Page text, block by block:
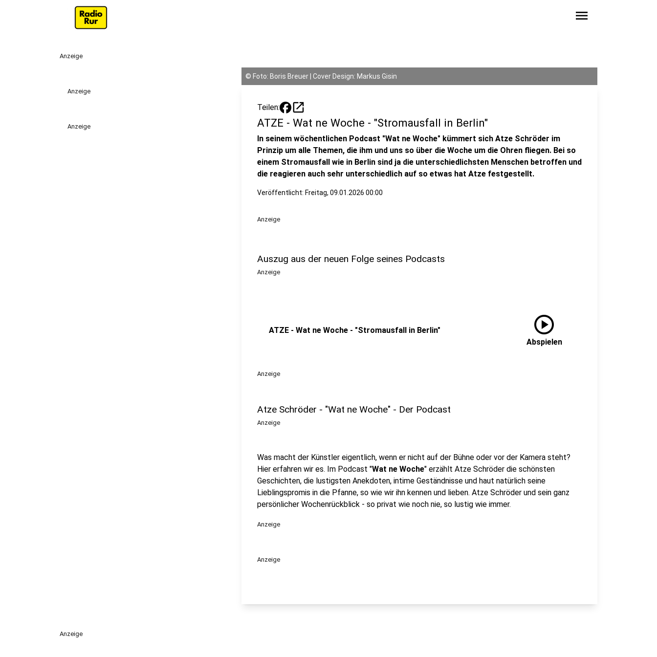
menu
Anzeige
Anzeige
Anzeige
© Foto: Boris Breuer | Cover Design: Markus Gisin
Teilen: open_in_new
ATZE - Wat ne Woche - "Stromausfall in Berlin"
In seinem wöchentlichen Podcast "Wat ne Woche" kümmert sich Atze Schröder im
Prinzip um alle Themen, die ihm und uns so über die Woche um die Ohren fliegen. Bei so
einem Stromausfall wie in Berlin sind ja die unterschiedlichsten Menschen betroffen und
die reagieren auch sehr unterschiedlich auf so etwas hat Atze festgestellt.
Veröffentlicht: Freitag, 09.01.2026 00:00
Anzeige
Auszug aus der neuen Folge seines Podcasts
Anzeige
ATZE - Wat ne Woche - "Stromausfall in Berlin" play_circle
Abspielen
Anzeige
Atze Schröder - "Wat ne Woche" - Der Podcast
Anzeige
Was macht der Künstler eigentlich, wenn er nicht auf der Bühne oder vor der Kamera steht?
Hier erfahren wir es. Im Podcast "Wat ne Woche" erzählt Atze Schröder die schönsten
Geschichten, die lustigsten Anekdoten, intime Geständnisse und haut natürlich seine
Lieblingspromis in die Pfanne, so wie wir ihn kennen und lieben. Atze Schröder und sein ganz
persönlicher Wochenrückblick - so privat wie noch nie, so lustig wie immer.
Anzeige
Anzeige
Anzeige